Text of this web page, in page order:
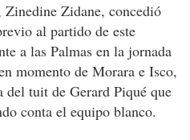
Zidane, concedió
al partido de este
a las Palmas en la jornada
momento de Morara e Isco,
del tuit de Gerard Piqué que
conta el equipo blanco.